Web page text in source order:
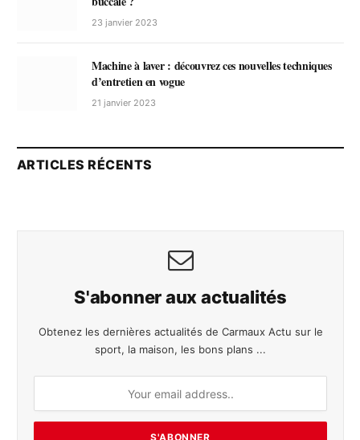
23 janvier 2023
Machine à laver : découvrez ces nouvelles techniques
d’entretien en vogue
21 janvier 2023
ARTICLES RÉCENTS
S'abonner aux actualités
Obtenez les dernières actualités de Carmaux Actu sur le
sport, la maison, les bons plans ...